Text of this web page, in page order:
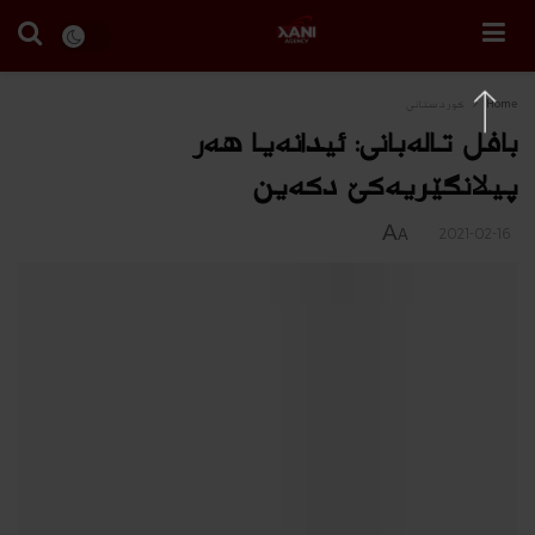
Home كوردستانى
بافل تالەبانى: ئیدانەیا هەر
پیلانگێریەکێ دکەین
A
A